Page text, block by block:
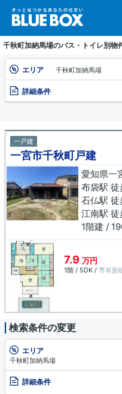
千秋町加納馬場のバス・トイレ別物
エリア 千秋町加納馬場
詳細条件
一戸建
一宮市千秋町戸建
愛知県一
布袋駅 徒
石仏駅
江南駅
1階建 /
7.9 万円
1階 / 5DK / 専有面
検索条件の変更
エリア
千秋町加納馬場
詳細条件